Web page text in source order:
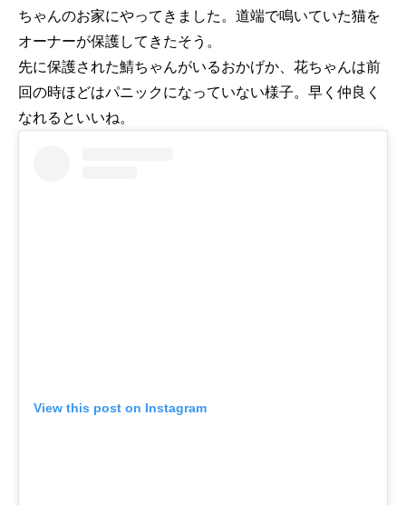
ちゃんのお家にやってきました。道端で鳴いていた猫を
オーナーが保護してきたそう。
先に保護された鯖ちゃんがいるおかげか、花ちゃんは前
回の時ほどはパニックになっていない様子。早く仲良く
なれるといいね。
View this post on Instagram